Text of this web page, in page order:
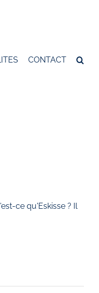
CONTACT
ce qu'Eskisse ? Il